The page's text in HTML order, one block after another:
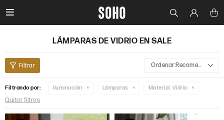

LÁMPARAS DE VIDRIO EN SALE
Recomendados
Filtrando por: Iluminación Lámparas Material: Vidrio
Quitar filtros